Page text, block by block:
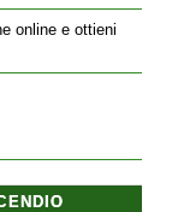
online e ottieni